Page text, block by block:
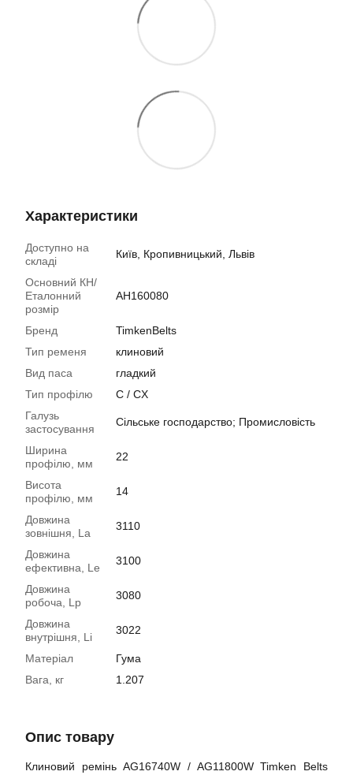
Характеристики
Доступно на
складі
Київ, Кропивницький, Львів
Основний КН/
Еталонний
розмір
AH160080
Бренд
TimkenBelts
Тип ременя
клиновий
Вид паса
гладкий
Тип профілю
C / CX
Галузь
застосування
Сільське господарство; Промисловість
Ширина
профілю, мм
22
Висота
профілю, мм
14
Довжина
зовнішня, La
3110
Довжина
ефективна, Le
3100
Довжина
робоча, Lp
3080
Довжина
внутрішня, Li
3022
Матеріал
Гума
Вага, кг
1.207
Опис товару
Клиновий ремінь AG16740W / AG11800W Timken Belts